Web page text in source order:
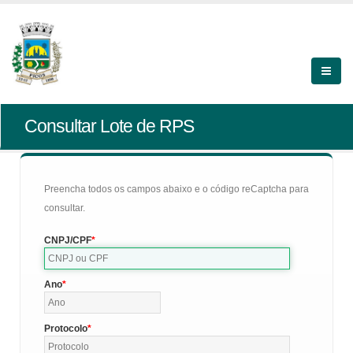
Consultar Lote de RPS
Preencha todos os campos abaixo e o código reCaptcha para
consultar.
CNPJ/CPF
Ano
Protocolo